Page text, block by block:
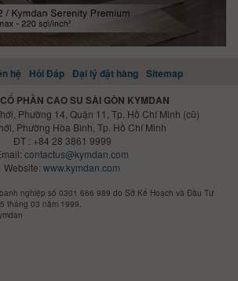
hệ Hỏi Đáp Đại lý đặt hàng Sitemap
PHẦN CAO SU SÀI GÒN KYMDAN
Phường 14, Quận 11, Tp. Hồ Chí Minh (cũ)
Phường Hòa Bình, Tp. Hồ Chí Minh
ĐT : +84 28 3861 9999
contactus@kymdan.com
Website: www.kymdan.com
nghiệp số 0301 666 989 do Sở Kế Hoạch và Đầu Tư
tháng 03 năm 1999.